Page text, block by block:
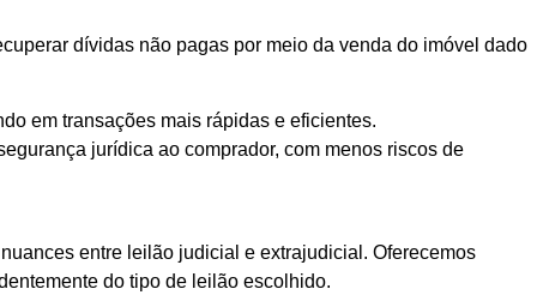
dívidas não pagas por meio da venda do imóvel dado
em transações mais rápidas e eficientes.
jurídica ao comprador, com menos riscos de
entre leilão judicial e extrajudicial. Oferecemos
do tipo de leilão escolhido.